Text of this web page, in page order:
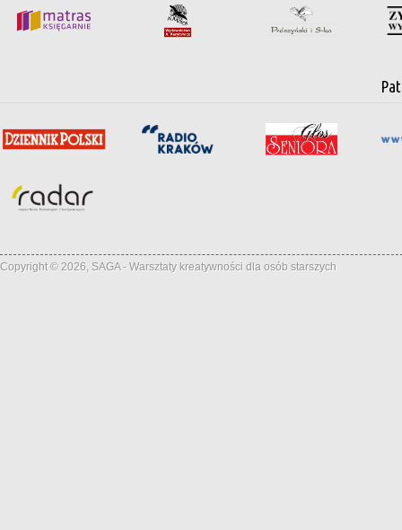
Copyright © 2026, SAGA - Warsztaty kreatywności dla osób starszych